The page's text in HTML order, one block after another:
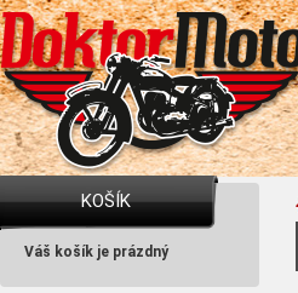
KOŠÍK
Váš košík je prázdný